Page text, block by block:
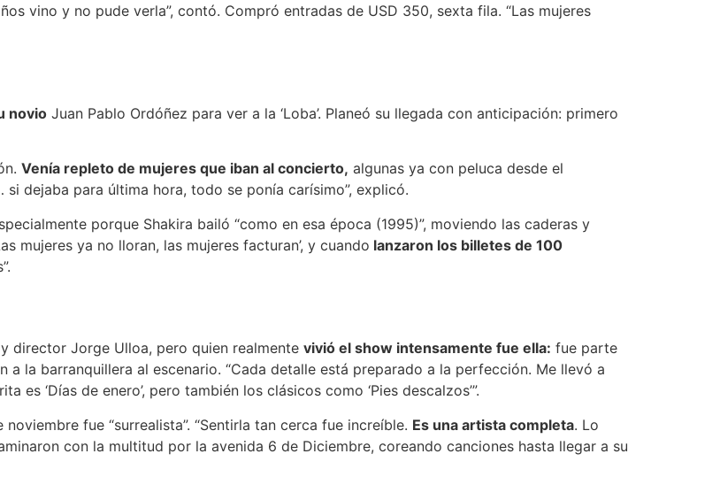
vino y no pude verla”, contó. Compró entradas de USD 350, sexta fila. “Las mujeres
novio Juan Pablo Ordóñez para ver a la ‘Loba’. Planeó su llegada con anticipación: primero
Venía repleto de mujeres que iban al concierto, algunas ya con peluca desde el
dejaba para última hora, todo se ponía carísimo”, explicó.
porque Shakira bailó “como en esa época (1995)”, moviendo las caderas y
mujeres ya no lloran, las mujeres facturan’, y cuando lanzaron los billetes de 100
director Jorge Ulloa, pero quien realmente vivió el show intensamente fue ella: fue parte
a la barranquillera al escenario. “Cada detalle está preparado a la perfección. Me llevó a
‘Días de enero’, pero también los clásicos como ‘Pies descalzos’”.
fue “surrealista”. “Sentirla tan cerca fue increíble. Es una artista completa. Lo
con la multitud por la avenida 6 de Diciembre, coreando canciones hasta llegar a su